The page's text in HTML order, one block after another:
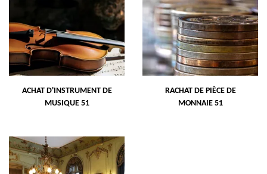
ACHAT D'INSTRUMENT DE
MUSIQUE 51
RACHAT DE PIÈCE DE
MONNAIE 51